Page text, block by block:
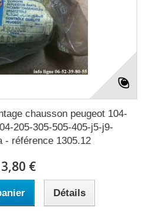
chausson peugeot 104-
205-305-505-405-j5-j9-
- référence 1305.12
€
Détails